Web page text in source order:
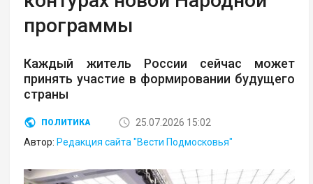
программы
Каждый житель России сейчас может
принять участие в формировании будущего
страны
ПОЛИТИКА
25.07.2026 15:02
Автор:Редакция сайта "Вести Подмосковья"